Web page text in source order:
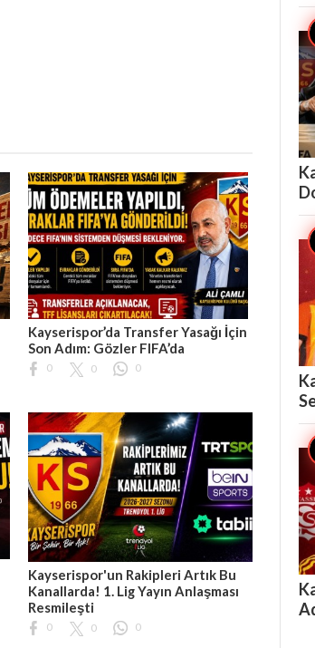
Kayserispor’da Transfer Yasağı İçin
Son Adım: Gözler FIFA’da
0 0 0
Kayserispor'un Rakipleri Artık Bu
Kanallarda! 1. Lig Yayın Anlaşması
Resmileşti
0 0 0